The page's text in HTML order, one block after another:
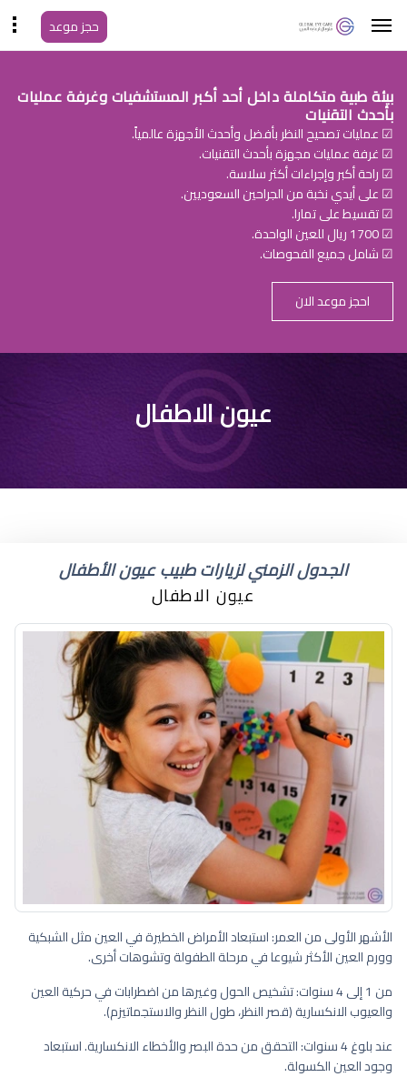
حجز موعد
بيئة طبية متكاملة داخل أحد أكبر المستشفيات وغرفة عمليات
بأحدث التقنيات
☑ عمليات تصحيح النظر بأفضل وأحدث الأجهزة عالمياً.
☑ غرفة عمليات مجهزة بأحدث التقنيات.
☑ راحة أكبر وإجراءات أكثر سلاسة.
☑ على أيدي نخبة من الجراحين السعوديين.
☑ تقسيط على تمارا.
☑ 1700 ريال للعين الواحدة.
☑ شامل جميع الفحوصات.
احجز موعد الان
اسباب احمرار عين المولود
عيون الاطفال
الجدول الزمني لزيارات طبيب عيون الأطفال
عيون الاطفال
الأشهر الأولى من العمر: استبعاد الأمراض الخطيرة في العين مثل الشبكية
وورم العين الأكثر شيوعا في مرحلة الطفولة وتشوهات أخرى.
من 1 إلى 4 سنوات: تشخيص الحول وغيرها من اضطرابات في حركية العين
والعيوب الانكسارية (قصر النظر، طول النظر والاستجماتيزم).
عند بلوغ 4 سنوات: التحقق من حدة البصر والأخطاء الانكسارية. استبعاد
وجود العين الكسولة.